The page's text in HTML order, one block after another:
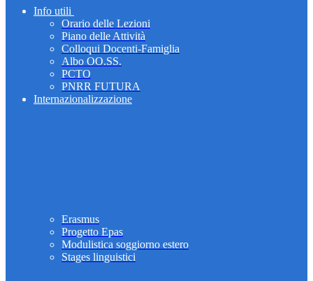
Info utili
Orario delle Lezioni
Piano delle Attività
Colloqui Docenti-Famiglia
Albo OO.SS.
PCTO
PNRR FUTURA
Internazionalizzazione
Erasmus
Progetto Epas
Modulistica soggiorno estero
Stages linguistici